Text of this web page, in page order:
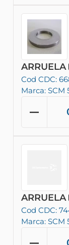
ARRUELA
Cod CDC:
Marca: SCM
ARRUELA
Cod CDC:
Marca: SCM